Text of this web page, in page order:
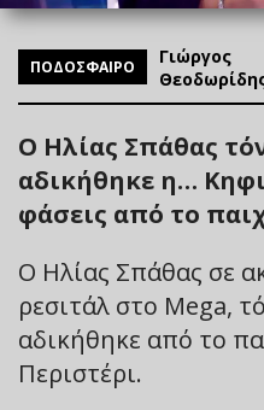
ΠΟΔΟΣΦΑΙΡΟ
Γιώργος
Ο Ηλίας Σπάθας
αδικήθηκε η…
φάσεις από το
Ο Ηλίας Σπάθας σε
ρεσιτάλ στο Mega,
αδικήθηκε από το
Περιστέρι.